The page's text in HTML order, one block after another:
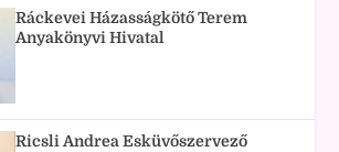
Ráckevei Házasságkötő Terem
Anyakönyvi Hivatal
Ricsli Andrea Esküvőszervező